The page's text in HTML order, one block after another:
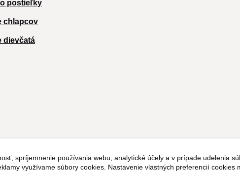
postieľky
chlapcov
dievčatá
spríjemnenie používania webu, analytické účely a v prípade udelenia
využívame súbory cookies. Nastavenie vlastných preferencií cookies